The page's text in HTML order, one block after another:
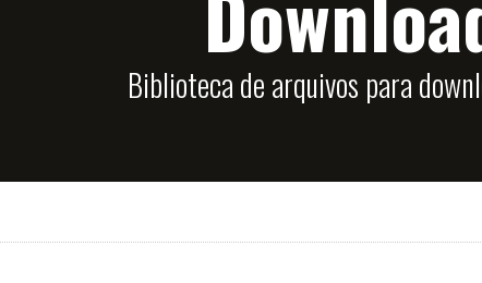
Biblioteca de arquivos para